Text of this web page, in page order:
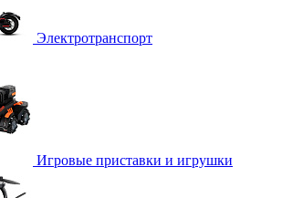
Электротранспорт
Игровые приставки и игрушки